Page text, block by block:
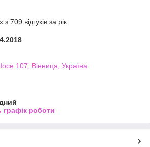
709 відгуків за рік
107, Вінниця, Україна
графік роботи